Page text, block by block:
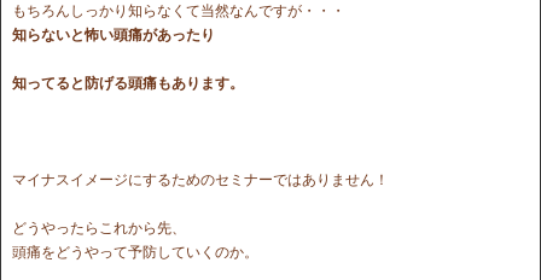
もちろんしっかり知らなくて当然なんですが・・・
知らないと怖い頭痛があったり
知ってると防げる頭痛もあります。
マイナスイメージにするためのセミナーではありません！
どうやったらこれから先、
頭痛をどうやって予防していくのか。